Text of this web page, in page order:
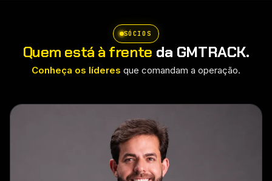
SÓCIOS
Quem está à frente da GMTRACK.
Conheça os líderes que comandam a operação.